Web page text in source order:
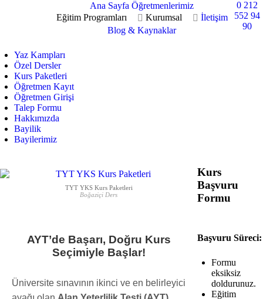
Ana Sayfa Öğretmenlerimiz
Eğitim Programları
Kurumsal
İletişim
Blog & Kaynaklar
0 212
552 94
90
Yaz Kampları
Özel Dersler
Kurs Paketleri
Öğretmen Kayıt
Öğretmen Girişi
Talep Formu
Hakkımızda
Bayilik
Bayilerimiz
TYT YKS Kurs Paketleri
Boğaziçi Ders
AYT’de Başarı, Doğru Kurs
Seçimiyle Başlar!
Üniversite sınavının ikinci ve en belirleyici
Kurs
Başvuru
Formu
Başvuru Süreci:
Formu
eksiksiz
doldurunuz.
Eğitim